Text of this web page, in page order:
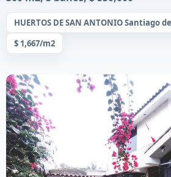
HUERTOS DE SAN ANTONIO Santiago
$ 1,667/m2